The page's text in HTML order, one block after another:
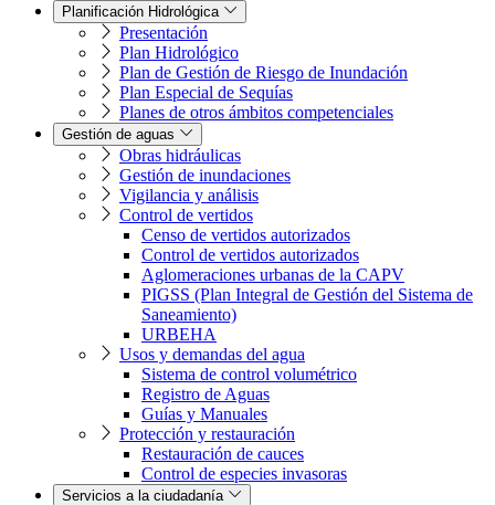
Planificación Hidrológica
Presentación
Plan Hidrológico
Plan de Gestión de Riesgo de Inundación
Plan Especial de Sequías
Planes de otros ámbitos competenciales
Gestión de aguas
Obras hidráulicas
Gestión de inundaciones
Vigilancia y análisis
Control de vertidos
Censo de vertidos autorizados
Control de vertidos autorizados
Aglomeraciones urbanas de la CAPV
PIGSS (Plan Integral de Gestión del Sistema de
Saneamiento)
URBEHA
Usos y demandas del agua
Sistema de control volumétrico
Registro de Aguas
Guías y Manuales
Protección y restauración
Restauración de cauces
Control de especies invasoras
Servicios a la ciudadanía